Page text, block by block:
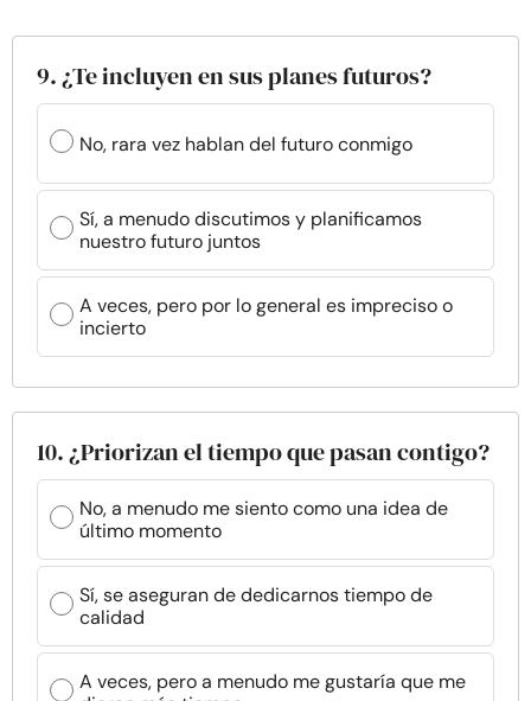
9. ¿Te incluyen en sus planes futuros?
No, rara vez hablan del futuro conmigo
Sí, a menudo discutimos y planificamos
nuestro futuro juntos
A veces, pero por lo general es impreciso o
incierto
10. ¿Priorizan el tiempo que pasan contigo?
No, a menudo me siento como una idea de
último momento
Sí, se aseguran de dedicarnos tiempo de
calidad
A veces, pero a menudo me gustaría que me